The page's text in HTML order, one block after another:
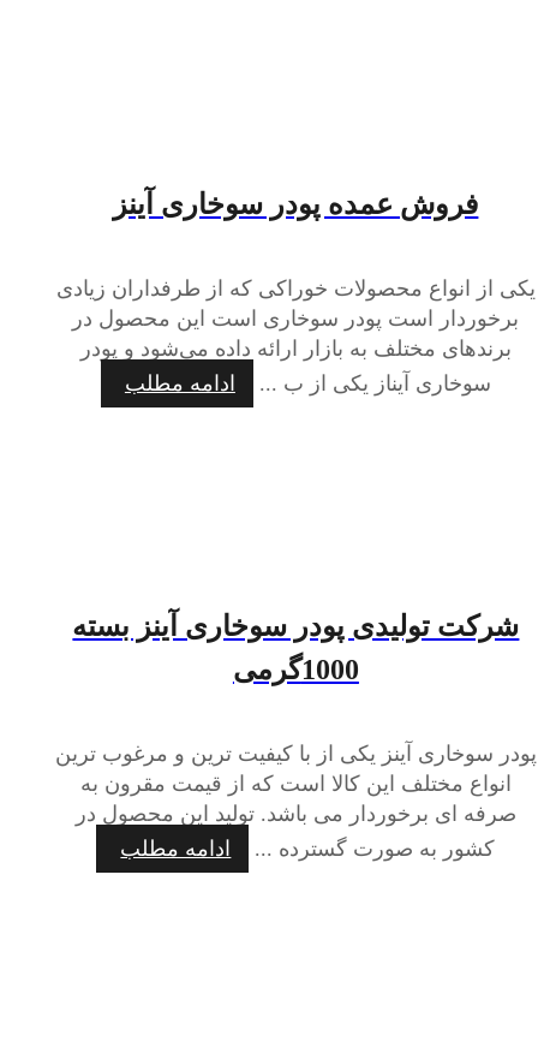
فروش عمده پودر سوخاری آینز
یکی از انواع محصولات خوراکی که از طرفداران زیادی
برخوردار است پودر سوخاری است این محصول در
برندهای مختلف به بازار ارائه داده می‌شود و پودر
سوخاری آیناز یکی از ب ...
ادامه مطلب
شرکت تولیدی پودر سوخاری آینز بسته
1000گرمی
پودر سوخاری آینز یکی از با کیفیت ترین و مرغوب ترین
انواع مختلف این کالا است که از قیمت مقرون به
صرفه ای برخوردار می باشد. تولید این محصول در
کشور به صورت گسترده ...
ادامه مطلب